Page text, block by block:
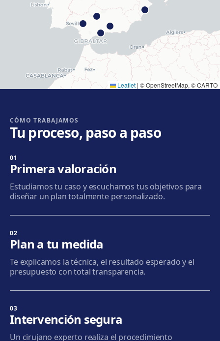
Hospitalet
Rambla Just Oliveras, 63, 08901 L'Hospitalet de
Ver clínica
Cómo llegarVer clínica
Plaça de l'Alcalde Xifré, 14, 08912 Badalona
Cómo llegarVer clínica
Sabadell
Cómo llegarVer clínica
Terrassa
Mataró
Leaflet | © OpenStreetMap, © CARTO
CÓMO TRABAJAMOS
Tu proceso, paso a paso
01
Primera valoración
Estudiamos tu caso y escuchamos tus objetivos para
diseñar un plan totalmente personalizado.
02
Plan a tu medida
Te explicamos la técnica, el resultado esperado y el
presupuesto con total transparencia.
03
Intervención segura
Un cirujano experto realiza el procedimiento